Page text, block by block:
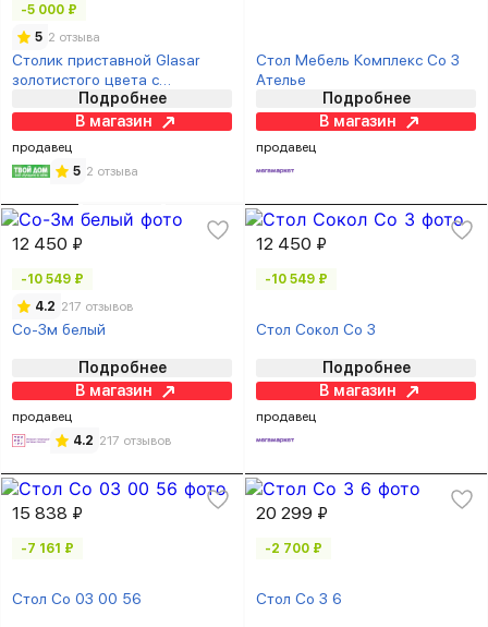
-5 000 ₽
5 2 отзыва
Столик приставной Glasar
золотистого цвета с
зеркальной столешницей
46х46х64см
Подробнее
В магазин
продавец
5 2 отзыва
Стол Мебель Комплекс Со 3
Ателье
Подробнее
В магазин
продавец
12 450 ₽
-10 549 ₽
4.2 217 отзывов
Со-3м белый
Подробнее
В магазин
продавец
4.2 217 отзывов
12 450 ₽
-10 549 ₽
Стол Сокол Со 3
Подробнее
В магазин
продавец
15 838 ₽
-7 161 ₽
Стол Со 03 00 56
20 299 ₽
-2 700 ₽
Стол Со 3 6